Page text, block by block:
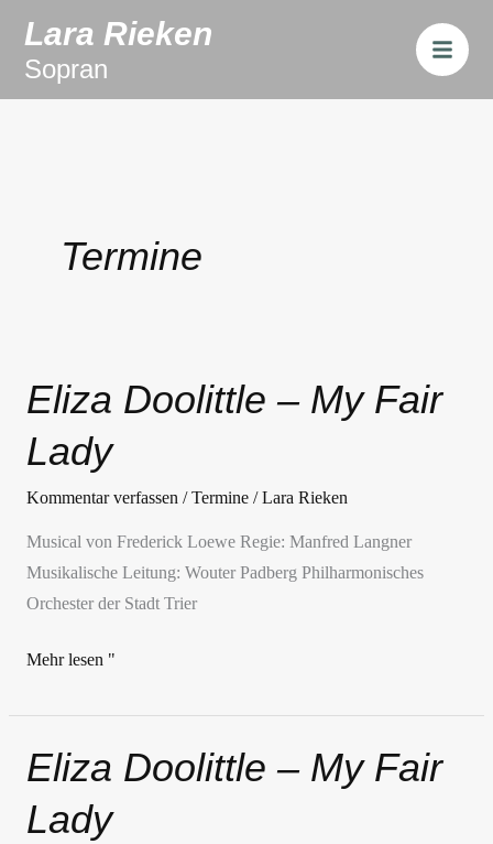
Inhalt
springen
Lara Rieken
Sopran
B
a
r
s
Termine
Eliza Doolittle – My Fair
Lady
Kommentar verfassen /Termine/Lara Rieken
Musical von Frederick Loewe Regie: Manfred Langner
Musikalische Leitung: Wouter Padberg Philharmonisches
Orchester der Stadt Trier
Eliza
Doolittle
–
Lady
Mehr lesen "
Eliza Doolittle – My Fair
Lady
Eliza
Doolittle
–